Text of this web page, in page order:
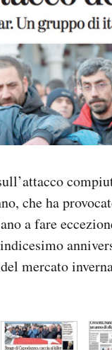
che ha
a fare
mercato